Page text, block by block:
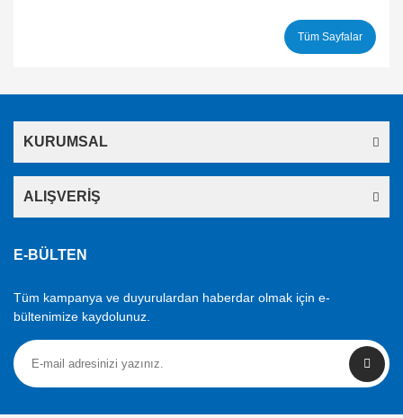
Tüm Sayfalar
KURUMSAL
ALIŞVERİŞ
E-BÜLTEN
Tüm kampanya ve duyurulardan haberdar olmak için e-
bültenimize kaydolunuz.